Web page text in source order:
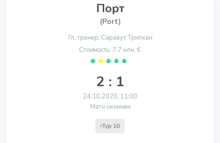
Порт
(Port)
Гл. тренер: Саравут Трипхан
Стоимость: 7.7 млн. €
⬤ ⬤ ⬤ ⬤ ⬤
2 : 1
24.10.2020, 11:00
Матч окончен
Тур 10